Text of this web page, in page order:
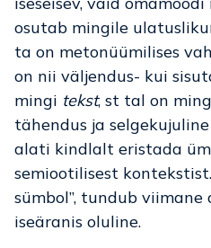
osutab mingile
ta on metonüümilises
on nii väljendus- kui
mingi tekst, st tal on
tähendus ja
alati kindlalt eristada
semiootilisest
sümbol”, tundub
iseäranis oluline.